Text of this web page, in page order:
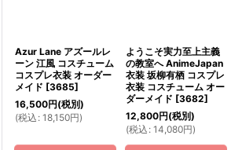
Azur Lane アズールレ
ーン 江風 コスチューム
コスプレ衣装 オーダー
メイド [3685]
16,500円(税別)
(税込 : 18,150円)
ようこそ実力至上主義
の教室へ AnimeJapan
衣装 坂柳有栖 コスプレ
衣装 コスチューム オー
ダーメイド [3682]
12,800円(税別)
(税込 : 14,080円)